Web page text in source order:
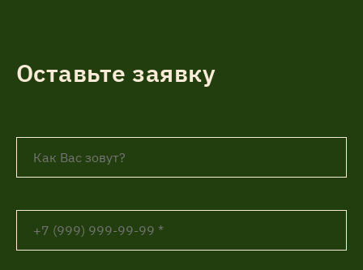
Оставьте заявку